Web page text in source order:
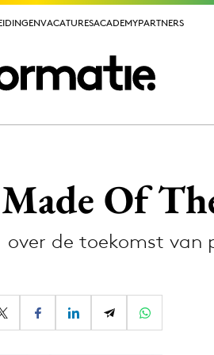
VACATURESACADEMYPARTNERS
VACATURESACADEMYPARTNERS
Merkstrategie
PR
Of
over de toekomst